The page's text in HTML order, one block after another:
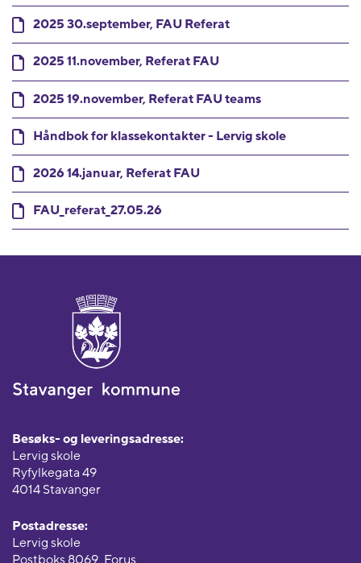
2025 30.september, FAU Referat
2025 11.november, Referat FAU
2025 19.november, Referat FAU teams
Håndbok for klassekontakter - Lervig skole
2026 14.januar, Referat FAU
FAU_referat_27.05.26
Besøks- og leveringsadresse:
Lervig skole
Ryfylkegata 49
4014 Stavanger
Postadresse:
Lervig skole
Postboks 8069, Forus